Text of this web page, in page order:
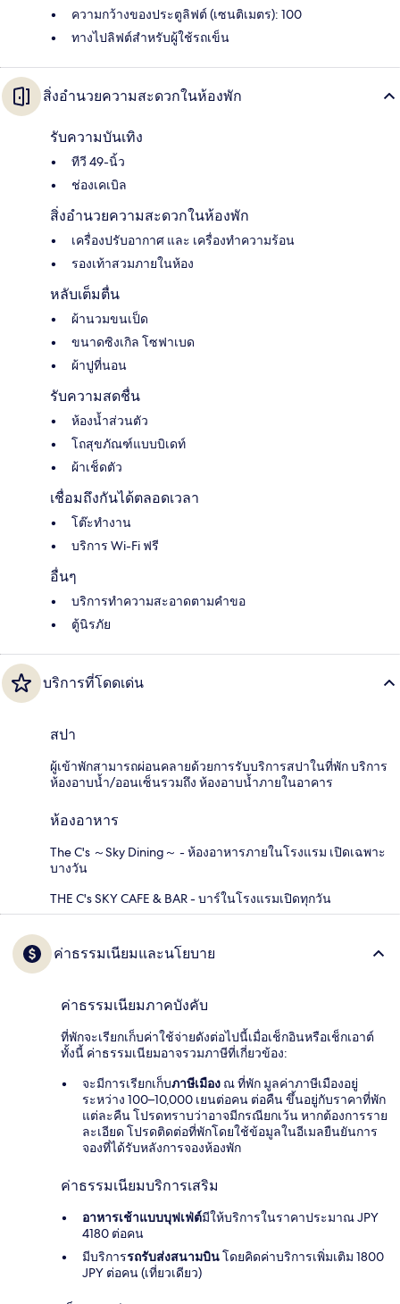
ความกว้างของประตูลิฟต์ (เซนติเมตร): 100
ทางไปลิฟต์สำหรับผู้ใช้รถเข็น
สิ่งอำนวยความสะดวกในห้องพัก
รับความบันเทิง
ทีวี 49-นิ้ว
ช่องเคเบิล
สิ่งอำนวยความสะดวกในห้องพัก
เครื่องปรับอากาศ และ เครื่องทำความร้อน
รองเท้าสวมภายในห้อง
หลับเต็มตื่น
ผ้านวมขนเป็ด
ขนาดซิงเกิล โซฟาเบด
ผ้าปูที่นอน
รับความสดชื่น
ห้องน้ำส่วนตัว
โถสุขภัณฑ์แบบบิเดท์
ผ้าเช็ดตัว
เชื่อมถึงกันได้ตลอดเวลา
โต๊ะทำงาน
บริการ Wi-Fi ฟรี
อื่นๆ
บริการทำความสะอาดตามคำขอ
ตู้นิรภัย
บริการที่โดดเด่น
สปา
ผู้เข้าพักสามารถผ่อนคลายด้วยการรับบริการสปาในที่พัก บริการ
ห้องอาบน้ำ/ออนเซ็นรวมถึง ห้องอาบน้ำภายในอาคาร
ห้องอาหาร
The C's ～Sky Dining～ - ห้องอาหารภายในโรงแรม เปิดเฉพาะ
บางวัน
THE C's SKY CAFE & BAR - บาร์ในโรงแรมเปิดทุกวัน
ค่าธรรมเนียมและนโยบาย
ค่าธรรมเนียมภาคบังคับ
ที่พักจะเรียกเก็บค่าใช้จ่ายดังต่อไปนี้เมื่อเช็กอินหรือเช็กเอาต์
ทั้งนี้ ค่าธรรมเนียมอาจรวมภาษีที่เกี่ยวข้อง:
จะมีการเรียกเก็บภาษีเมือง ณ ที่พัก มูลค่าภาษีเมืองอยู่
ระหว่าง 100–10,000 เยนต่อคน ต่อคืน ขึ้นอยู่กับราคาที่พัก
แต่ละคืน โปรดทราบว่าอาจมีกรณียกเว้น หากต้องการราย
ละเอียด โปรดติดต่อที่พักโดยใช้ข้อมูลในอีเมลยืนยันการ
จองที่ได้รับหลังการจองห้องพัก
ค่าธรรมเนียมบริการเสริม
อาหารเช้าแบบบุฟเฟ่ต์มีให้บริการในราคาประมาณ JPY
4180 ต่อคน
มีบริการรถรับส่งสนามบินโดยคิดค่าบริการเพิ่มเติม 1800
JPY ต่อคน (เที่ยวเดียว)